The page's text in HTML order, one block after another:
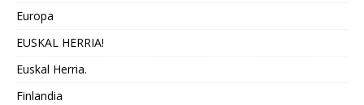
Europa
EUSKAL HERRIA!
Euskal Herria.
Finlandia